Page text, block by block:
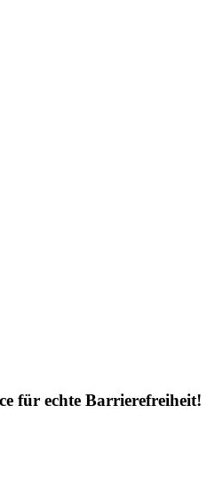
für echte Barrierefreiheit!